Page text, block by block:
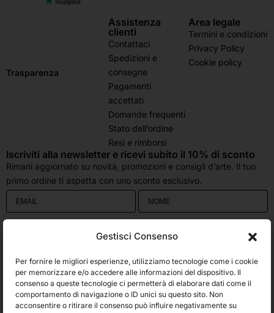
Gestisci Consenso
Per fornire le migliori esperienze, utilizziamo tecnologie come i cookie
per memorizzare e/o accedere alle informazioni del dispositivo. Il
consenso a queste tecnologie ci permetterà di elaborare dati come il
comportamento di navigazione o ID unici su questo sito. Non
acconsentire o ritirare il consenso può influire negativamente su
Trasparenza
Assistenza
clienti
Contattaci
Spedizioni e
consegne
Pagamenti
accettati
Domande frequenti
Stato dell’ordine
Resi e rimborsi
Area legale
Termini e condizioni
Privacy Policy
Cookie policy
Iscriviti alla newsletter e ricevi subito il 10% di sconto
Rimani aggiornato su novità, promozioni e consigli d’arte. Il tuo
primo ordine ti aspetta con uno sconto esclusivo.
accetti che i dati personali da te forniti vengano trasferiti a Brevo per il
Accetto le condizioni generali e di ricevere le Newsletters.
ISCRIVITI